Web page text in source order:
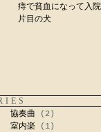
痔で貧血になって入
片目の犬
協奏曲 (2)
室内楽(1)